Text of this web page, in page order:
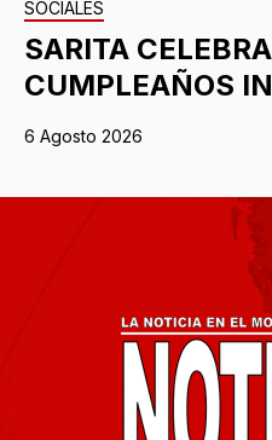
SOCIALES
SARITA
CUMPLEAÑOS
6 Agosto 2026